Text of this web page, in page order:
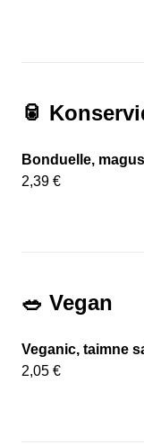
🥫
Bonduelle,
2,39 €
🥗 Vegan
Veganic, taimne
2,05 €